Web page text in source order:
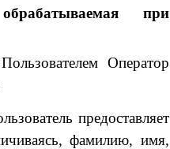
при
Оператор
предоставляет
фамилию, имя,